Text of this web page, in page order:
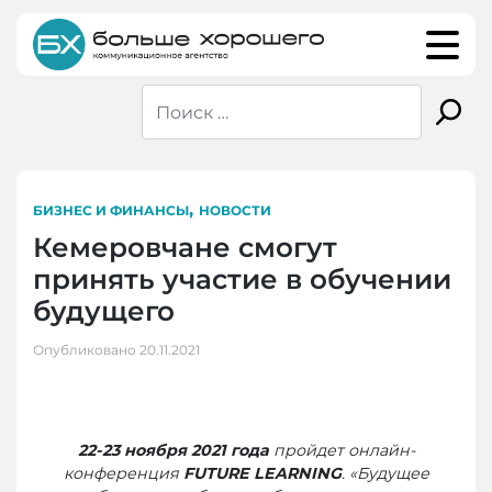
content
БИЗНЕС И ФИНАНСЫ, НОВОСТИ
Кемеровчане смогут
принять участие в обучении
будущего
Опубликовано 20.11.2021
22-23 ноября 2021 годапройдет онлайн-
конференция FUTURE LEARNING. «Будущее